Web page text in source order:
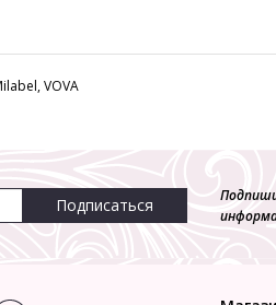
VOVA
Подписаться